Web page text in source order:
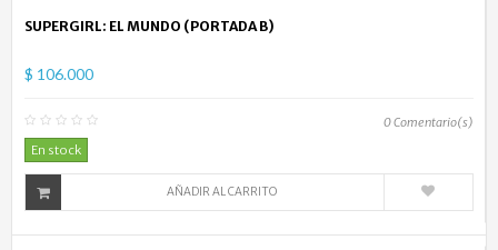
SUPERGIRL: EL MUNDO (PORTADA B)
$ 106.000
0Comentario(s)
En stock
AÑADIR AL CARRITO